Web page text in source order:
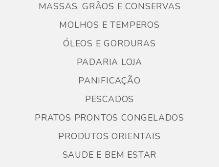
MASSAS, GRÃOS E CONSERVAS
MOLHOS E TEMPEROS
ÓLEOS E GORDURAS
PADARIA LOJA
PANIFICAÇÃO
PESCADOS
PRATOS PRONTOS CONGELADOS
PRODUTOS ORIENTAIS
SAUDE E BEM ESTAR